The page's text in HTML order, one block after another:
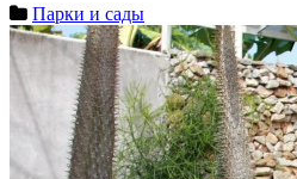
Парки и сады